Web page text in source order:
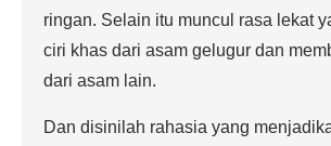
ringan. Selain itu muncul rasa lekat
ciri khas dari asam gelugur dan
dari asam lain.
Dan disinilah rahasia yang